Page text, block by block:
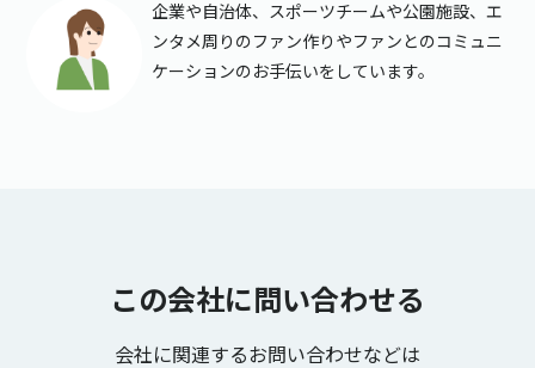
企業や自治体、スポーツチームや公園施設、エ
ンタメ周りのファン作りやファンとのコミュニ
ケーションのお手伝いをしています。
この会社に問い合わせる
会社に関連するお問い合わせなどは